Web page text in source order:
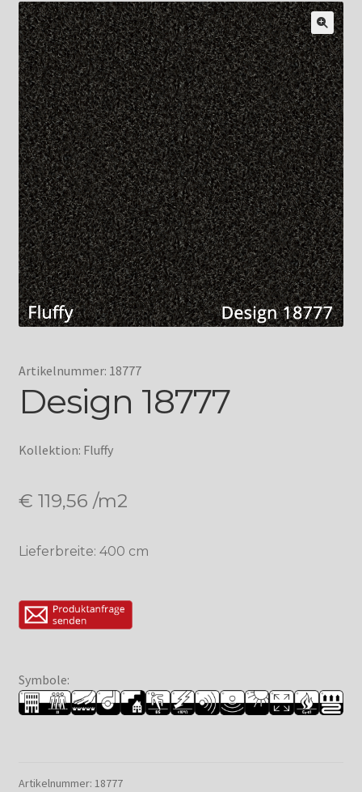
Artikelnummer: 18777
Design 18777
Kollektion: Fluffy
€ 119,56 /m2
Lieferbreite: 400 cm
Symbole:
Artikelnummer: 18777